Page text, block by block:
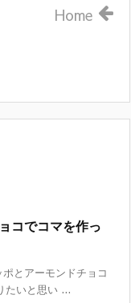
Home
コでコマを作っ
とアーモンドチョコ
たいと思い ...